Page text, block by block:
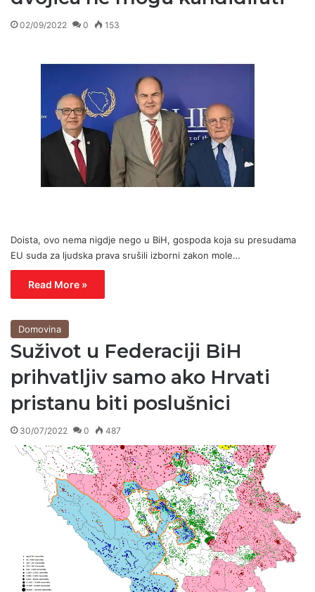
02/09/2022 0 153
Doista, ovo nema nigdje nego u BiH, gospoda koja su presudama
EU suda za ljudska prava srušili izborni zakon mole…
Read More »
Domovina
Suživot u Federaciji BiH
prihvatljiv samo ako Hrvati
pristanu biti poslušnici
30/07/2022 0 487